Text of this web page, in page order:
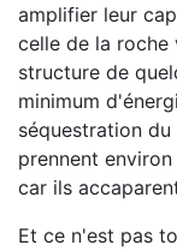
amplifier leur
celle de la roche
structure de
minimum
séquestration
prennent
car ils
Et ce n'est pas